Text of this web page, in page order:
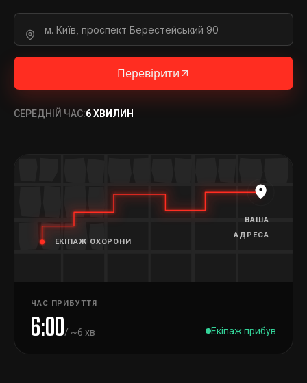
Перевірити
СЕРЕДНІЙ ЧАС:6 ХВИЛИН
ЕКІПАЖ ОХОРОНИ
ВАША
АДРЕСА
ЧАС ПРИБУТТЯ
6:00/ ~6 хв Екіпаж прибув